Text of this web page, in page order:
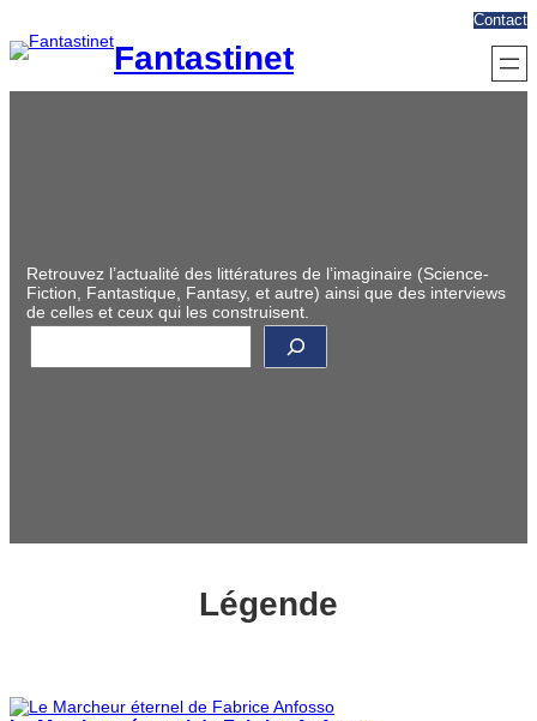
au
contenu
Fantastinet
Contact
Retrouvez l’actualité des littératures de l’imaginaire (Science-
Fiction, Fantastique, Fantasy, et autre) ainsi que des interviews
de celles et ceux qui les construisent.
R
c
Légende